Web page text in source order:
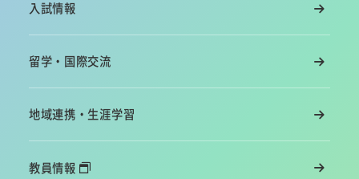
入試情報
留学・国際交流
地域連携・生涯学習
教員情報